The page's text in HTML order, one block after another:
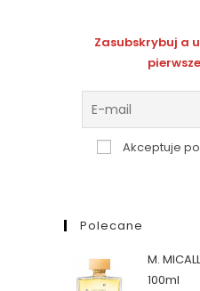
Zasubskrybuj a
Akceptuje
Polecane
M.
100ml